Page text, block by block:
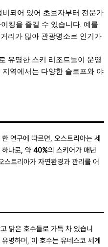
되어 있어 초보자부터 전문가
킹을 즐길 수 있습니다. 예를
리가 많아 관광명소로 인기가
유명한 스키 리조트들이 운영
지역에서는 다양한 슬로프와 야
연구에 따르면, 오스트리아는 세
나로, 약 40%의 스키어가 매년
스트리아가 자연환경과 관리를 어
맑은 호수들로 가득 차 있습니
명하며, 이 호수는 유네스코 세계